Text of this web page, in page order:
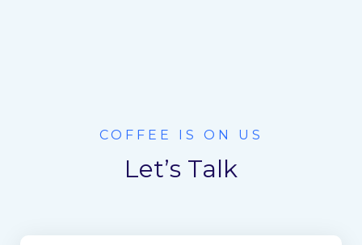
COFFEE IS ON US
Let’s Talk